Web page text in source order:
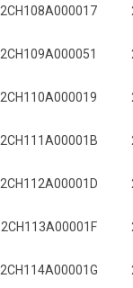
2CH108A000017
2CH109A000051
2CH110A000019
2CH111A00001B
2CH112A00001D
2CH113A00001F
2CH114A00001G